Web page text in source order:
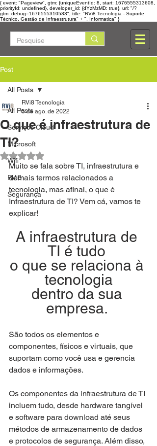
{ event: "Pageview", gtm: {uniqueEventId: 8, start: 1676555313608,
priorityId: undefined}, developer_id: {dYzMzMD: true}, url: "/?
gtm_debug=1676555310583", title: "RVi8 Tecnologia - Suporte
Técnico, Gestão de Infraestrutura" + ", Informatica" }
Post
All Posts
Serviços Cloud
Microsoft
Wifi
RVi8
Segurança
All Posts
O que é infraestrutura de
TI?
RVi8 Tecnologia
5 de ago. de 2022
Avaliado com NaN de 5 estrelas.
Muito se fala sobre TI, infraestrutura e
demais termos relacionados a
tecnologia, mas afinal, o que é
Infraestrutura de TI? Vem cá, vamos te
explicar!
A infraestrutura de
TI é tudo
o que se relaciona à
tecnologia
dentro da sua
empresa.
São todos os elementos e
componentes, físicos e virtuais, que
suportam como você usa e gerencia
dados e informações.
Os componentes da infraestrutura de TI
incluem tudo, desde hardware tangível
e software para download até seus
métodos de armazenamento de dados
e protocolos de segurança. Além disso,